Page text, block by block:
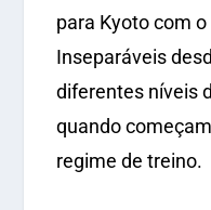
para Kyoto com
Inseparáveis
diferentes níveis
quando
regime de treino.